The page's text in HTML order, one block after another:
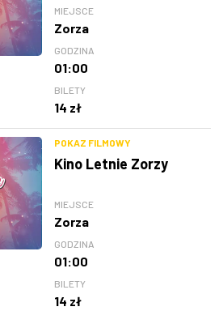
MIEJSCE
Zorza
GODZINA
01:00
BILETY
14 zł
POKAZ FILMOWY
Kino Letnie Zorzy
MIEJSCE
Zorza
GODZINA
01:00
BILETY
14 zł